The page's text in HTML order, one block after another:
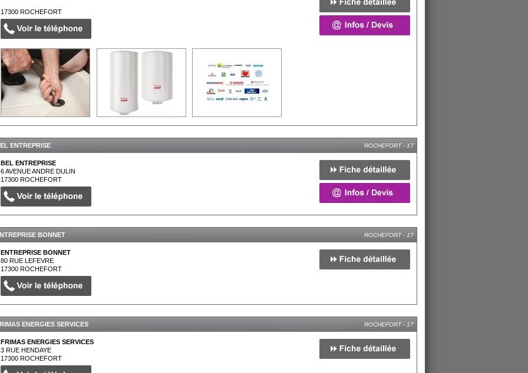
17300ROCHEFORT
ENTREPRISE ROCHEFORT - 17
BEL ENTREPRISE
6 AVENUE ANDRE DULIN
17300ROCHEFORT
BONNET ROCHEFORT - 17
ENTREPRISE BONNET
80 RUE LEFEVRE
17300ROCHEFORT
ENERGIES SERVICES ROCHEFORT - 17
FRIMAS ENERGIES SERVICES
3 RUE HENDAYE
17300ROCHEFORT